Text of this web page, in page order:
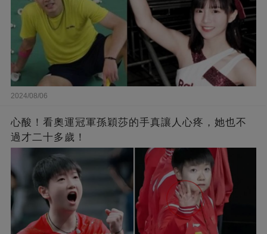
2024/08/06
心酸！看奧運冠軍孫穎莎的手真讓人心疼，她也不
過才二十多歲！